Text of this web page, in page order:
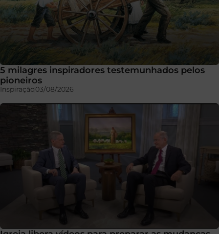
5 milagres inspiradores testemunhados pelos
pioneiros
Inspiração03/08/2026